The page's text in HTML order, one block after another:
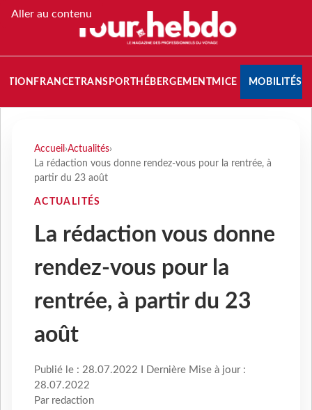
Aller au contenu
FRANCETRANSPORT HÉBERGEMENTMICE MOBILITÉS
Accueil ›Actualités›
La rédaction vous donne rendez-vous pour la rentrée, à
partir du 23 août
ACTUALITÉS
La rédaction vous donne
rendez-vous pour la
rentrée, à partir du 23
août
Publié le : 28.07.2022 I Dernière Mise à jour :
28.07.2022
Par redaction